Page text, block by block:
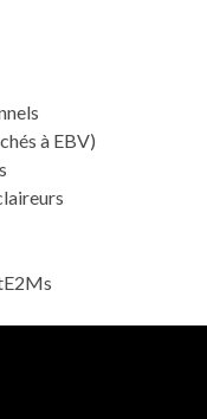
à EBV)